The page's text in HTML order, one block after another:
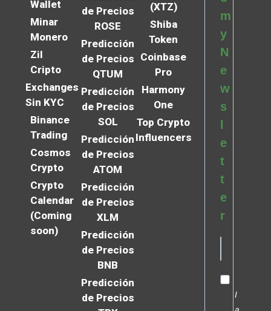
Wallet
Minar
Monero
Zil
Cripto
Exchanges
Sin KYC
Binance
Trading
Cosmos
Crypto
Crypto
Calendar
(Coming
soon)
de Precios
ROSE
Predicción
de Precios
QTUM
Predicción
de Precios
SOL
Predicción
de Precios
ATOM
Predicción
de Precios
XLM
Predicción
de Precios
BNB
Predicción
de Precios
(XTZ)
Shiba
Token
Coinbase
Pro
Harmony
One
Top Crypto
Influencers
m
y
N
e
w
s
e
t
t
e
r
I
a